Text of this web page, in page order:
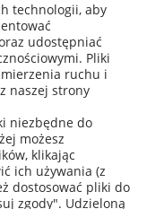
o.
technologii, aby
udostępniać
Pliki
ruchu i
naszej strony
niezbędne do
możesz
klikając
ich używania (z
dostosować pliki do
zgody". Udzieloną